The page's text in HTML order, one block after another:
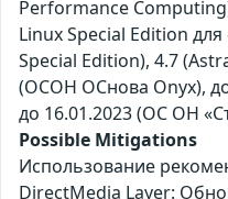
Performance
Linux Special Edition
Special Edition), 4.7
(ОСОН ОСнова Оnyx),
до 16.01.2023 (ОС ОН
Possible Mitigations
Использование
DirectMedia Layer: